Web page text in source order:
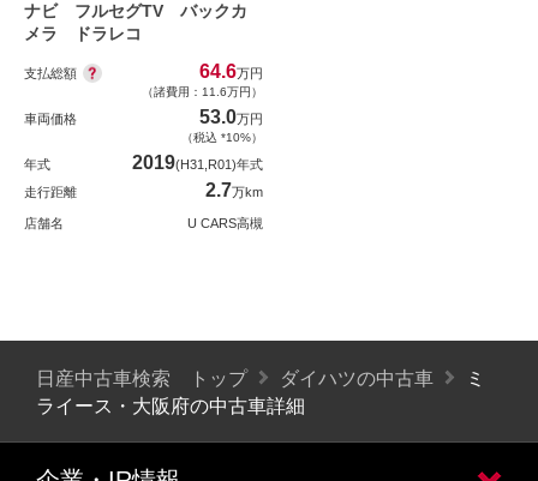
ナビ フルセグTV バックカ
メラ ドラレコ
支払総額 64.6万円
（諸費用：11.6万円）
車両価格 53.0万円
（税込 *10%）
年式 2019(H31,R01)年式
走行距離
2.7万km
店舗名 U CARS高槻
日産中古車検索 トップ ダイハツの中古車
ミ
ライース・大阪府の中古車詳細